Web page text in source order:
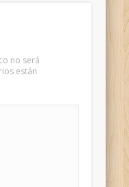
no será
están